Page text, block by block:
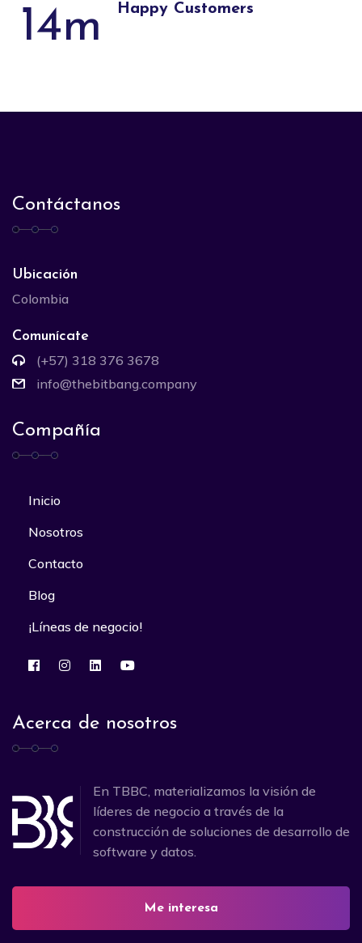
14m Happy Customers
Contáctanos
Ubicación
Colombia
Comunícate
(+57) 318 376 3678
info@thebitbang.company
Compañía
Inicio
Nosotros
Contacto
Blog
¡Líneas de negocio!
Acerca de nosotros
En TBBC, materializamos la visión de
líderes de negocio a través de la
construcción de soluciones de desarrollo de
software y datos.
Me interesa